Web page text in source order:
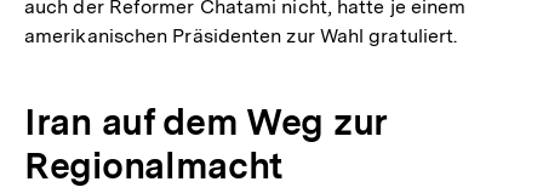
auch der Reformer Chatami nicht, hatte je einem
amerikanischen Präsidenten zur Wahl gratuliert.
Iran auf dem Weg zur
Regionalmacht